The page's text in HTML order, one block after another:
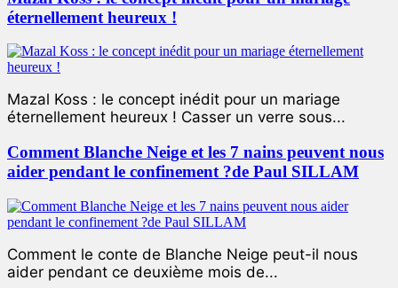
éternellement heureux !
Mazal Koss : le concept inédit pour un mariage
éternellement heureux ! Casser un verre sous...
Comment Blanche Neige et les 7 nains peuvent nous
aider pendant le confinement ?de Paul SILLAM
Comment le conte de Blanche Neige peut-il nous
aider pendant ce deuxième mois de...